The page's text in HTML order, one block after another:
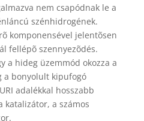
nem csapódnak le a
szénhidrogének.
komponensével jelentõsen
fellépõ szennyezõdés.
a hideg üzemmód okozza a
a bonyolult kipufogó
adalékkal hosszabb
katalizátor, a számos